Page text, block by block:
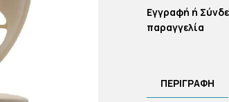
Εγγραφή ή
παραγγελία
ΠΕΡΙΓΡΑΦΗ